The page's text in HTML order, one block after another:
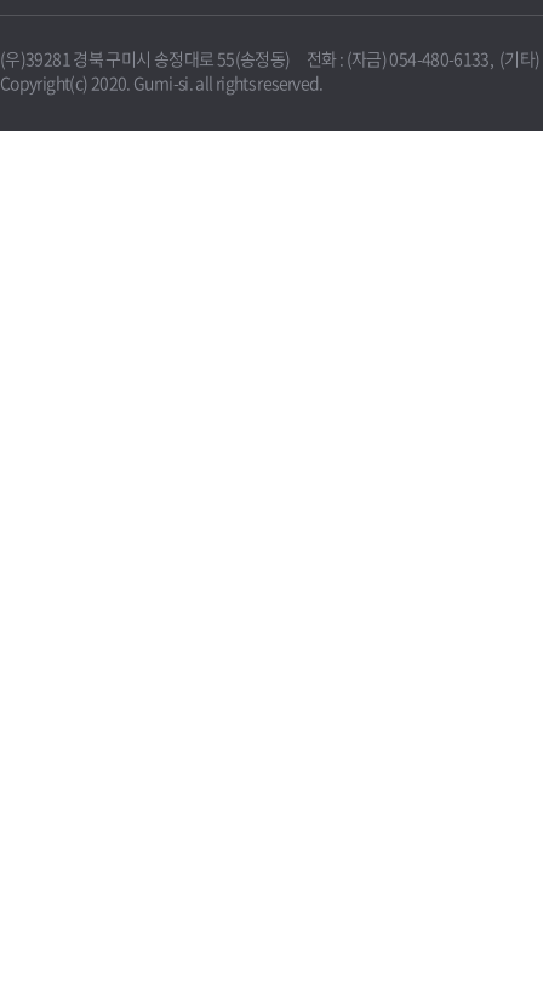
(우)39281 경북 구미시 송정대로 55(송정동) 전화 : (자금) 054-480-6133, (기타
Copyright(c) 2020. Gumi-si. all rights reserved.